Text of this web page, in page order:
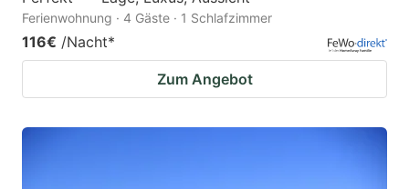
Ferienwohnung · 4 Gäste · 1 Schlafzimmer
116€ /Nacht*
Zum Angebot